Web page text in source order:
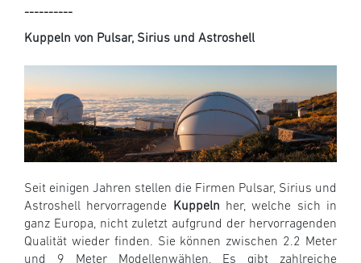
----------
Kuppeln von Pulsar, Sirius und Astroshell
Seit einigen Jahren stellen die Firmen Pulsar, Sirius und
Astroshell hervorragende Kuppeln her, welche sich in
ganz Europa, nicht zuletzt aufgrund der hervorragenden
Qualität wieder finden. Sie können zwischen 2.2 Meter
und 9 Meter Modellenwählen. Es gibt zahlreiche